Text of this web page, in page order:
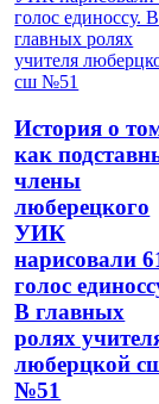
История о
как
члены
люберецкого
УИК
нарисовали
голос
В главных
ролях
люберцкой
№51